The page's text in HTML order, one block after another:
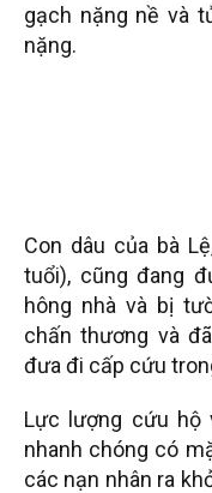
gạch nặng nề và
nặng.
Con dâu của bà
tuổi), cũng đang
hông nhà và bị
chấn thương và
đưa đi cấp cứu
Lực lượng cứu hộ
nhanh chóng có
các nạn nhân ra